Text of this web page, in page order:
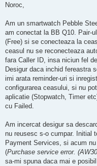
s
Noroc,
Am un smartwatch Pebble
am conectat la BB Q10. Pair-
(Free) si se conecteaza la
ceasul nu se reconecteaza
fara Caller ID, insa niciun fel
Desigur daca inchid fereastra
imi arata reminder-uri si
configurarea ceasului, si nu
aplicatie (Stopwatch, Timer
cu Failed.
Am incercat desigur sa
nu reusesc s-o cumpar. Initial
Payment Services, si acum
(Purchase service error.
sa-mi spuna daca mai e